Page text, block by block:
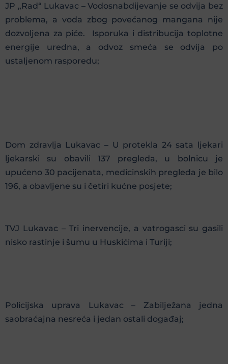
JP „Rad“ Lukavac – Vodosnabdijevanje se odvija bez
problema, a voda zbog povećanog mangana nije
dozvoljena za piće. Isporuka i distribucija toplotne
energije uredna, a odvoz smeća se odvija po
ustaljenom rasporedu;
Dom zdravlja Lukavac – U protekla 24 sata ljekari
ljekarski su obavili 137 pregleda, u bolnicu je
upućeno 30 pacijenata, medicinskih pregleda je bilo
196, a obavljene su i četiri kućne posjete;
TVJ Lukavac – Tri inervencije, a vatrogasci su gasili
nisko rastinje i šumu u Huskićima i Turiji;
Policijska uprava Lukavac – Zabilježana jedna
saobraćajna nesreća i jedan ostali događaj;